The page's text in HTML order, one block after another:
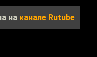
на канале Rutube